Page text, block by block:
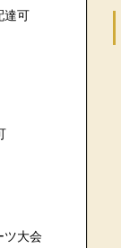
達可
ツ大会